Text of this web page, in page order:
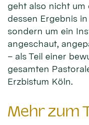
geht also nicht um
dessen Ergebnis
sondern um ein
angeschaut,
– als Teil einer
gesamten
Erzbistum Köln.
Mehr zum